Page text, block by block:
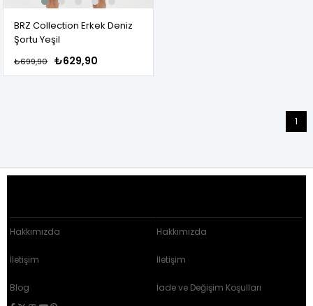
BRZ Collection Erkek Deniz
Şortu Yeşil
₺629,90
₺699,90
1
Hakkımızda
İletişim
Blog
Hakkımızda
İletişim
İade ve Değişim Koşulları